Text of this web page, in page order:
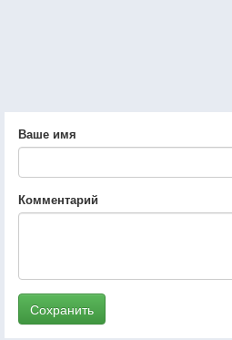
Ваше имя
Комментарий
Сохранить